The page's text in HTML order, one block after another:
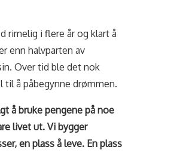
rimelig i flere år og klart å
enn halvparten av
Over tid ble det nok
til å påbegynne drømmen.
å bruke pengene på noe
livet ut. Vi bygger
en plass å leve. En plass